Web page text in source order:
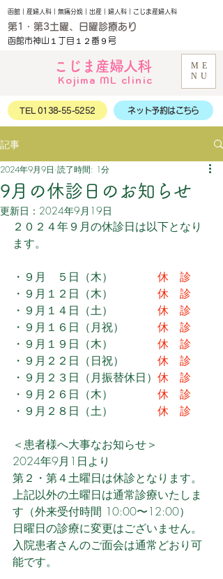
こじま産婦人科
Kojima ML clinic
ME
NU
第1・第3土曜、日曜診療あり
ネット予約はこちら
TEL 0138-55-5252
函館市神山１丁目１２番９号
函館｜産婦人科｜無痛分娩｜出産｜婦人科｜こじま産婦人科
記事
9月の休診日のお知らせ
2024年9月9日 読了時間: 1分
更新日： 2024年9月19日
２０２４年９月の休診日は以下となり
ます。
・９月　５日（木）
休　診
・９月１２日（木）
休　診
・９月１４日（土）
休　診
・９月１６日（月祝） 休　診
・９月１９日（木）
休　診
・９月２２日（日祝） 休　診
・９月２３日（月振替休日） 休　診
・９月２６日（木）
休　診
・９月２８日（土）
休　診
＜患者様へ大事なお知らせ＞
2024年9月1日より
第２・第４土曜日は休診となります。
上記以外の土曜日は通常診療いたしま
す（外来受付時間 10:00〜12:00）
日曜日の診療に変更はございません。
入院患者さんのご面会は通常どおり可
能です。